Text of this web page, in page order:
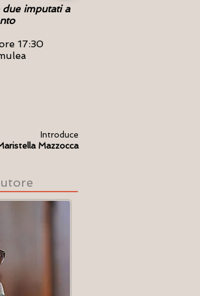
due imputati a
17:30
Introduce
Mazzocca